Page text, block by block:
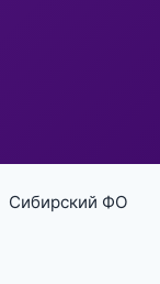
Сибирский ФО